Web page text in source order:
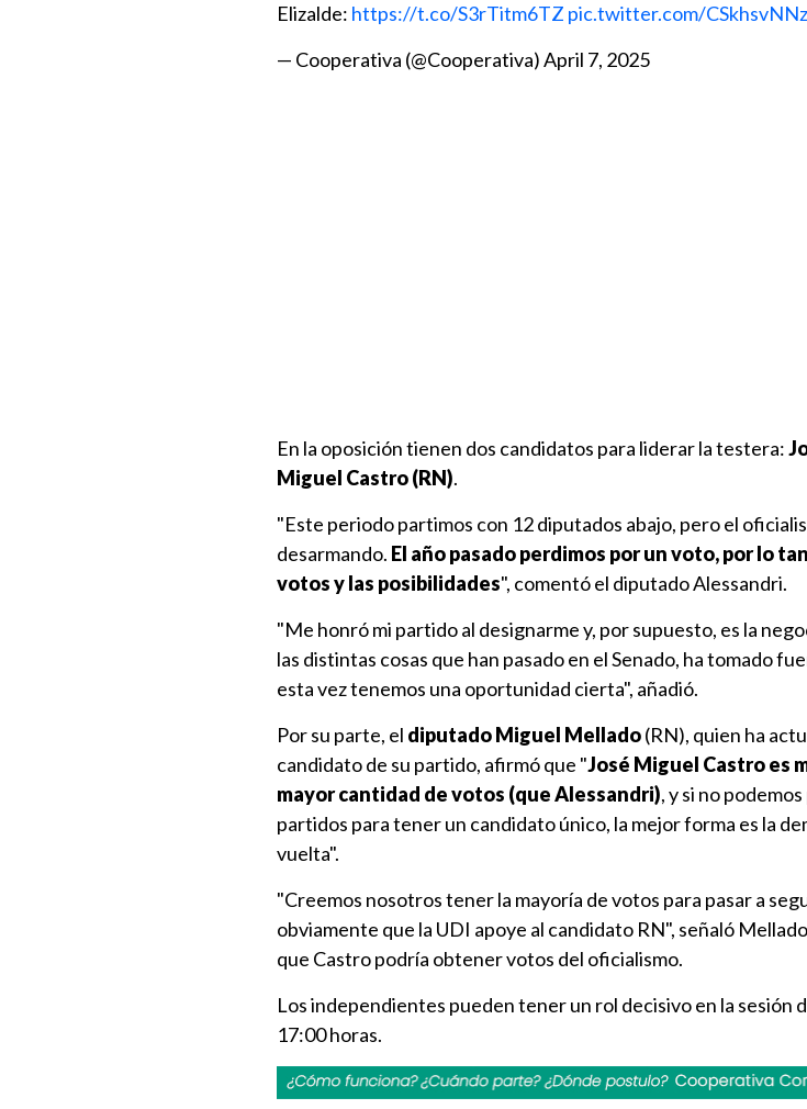
Elizalde: https://t.co/S3rTitm6TZ pic.twitter.com/
— Cooperativa (@Cooperativa)April 7, 2025
En la oposición tienen dos candidatos para liderar la testera:
Miguel Castro (RN).
"Este periodo partimos con 12 diputados abajo, pero el
desarmando. El año pasado perdimos por un voto, por lo
votos y las posibilidades", comentó el diputado Alessandri.
"Me honró mi partido al designarme y, por supuesto, es la
las distintas cosas que han pasado en el Senado, ha tomado
esta vez tenemos una oportunidad cierta", añadió.
Por su parte, el diputado Miguel Mellado(RN), quien ha
candidato de su partido, afirmó que "José Miguel Castro es
mayor cantidad de votos (que Alessandri), y si no
partidos para tener un candidato único, la mejor forma es la
vuelta".
"Creemos nosotros tener la mayoría de votos para pasar a
obviamente que la UDI apoye al candidato RN", señaló
que Castro podría obtener votos del oficialismo.
Los independientes pueden tener un rol decisivo en la sesión
17:00 horas.